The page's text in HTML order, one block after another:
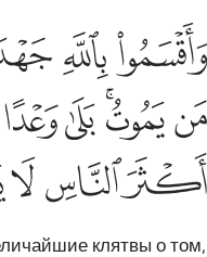
واقسموا بالله جهد ايمانهم
وَأَقْسَمُوا۟ بِٱللَّهِ جَهْدَ
ﲓﲔ
ﲚﲛﲜﲝﲞ
ﲢﲣﲤ
клятвы о том,